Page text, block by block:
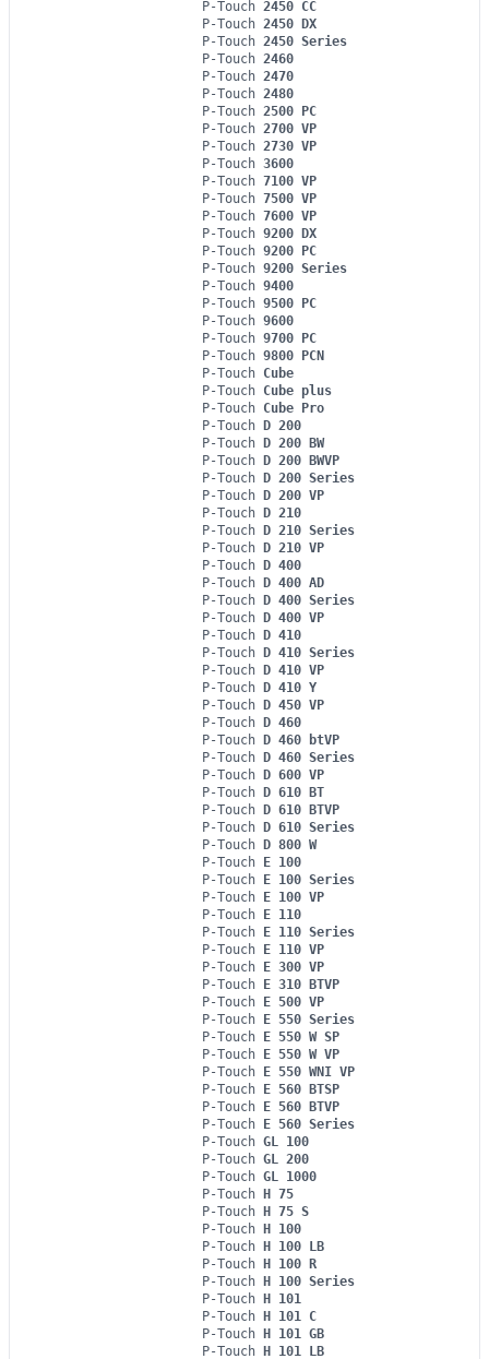
P-Touch 2450 CC
P-Touch 2450 DX
P-Touch 2450 Series
P-Touch 2460
P-Touch 2470
P-Touch 2480
P-Touch 2500 PC
P-Touch 2700 VP
P-Touch 2730 VP
P-Touch 3600
P-Touch 7100 VP
P-Touch 7500 VP
P-Touch 7600 VP
P-Touch 9200 DX
P-Touch 9200 PC
P-Touch 9200 Series
P-Touch 9400
P-Touch 9500 PC
P-Touch 9600
P-Touch 9700 PC
P-Touch 9800 PCN
P-Touch Cube
P-Touch Cube plus
P-Touch Cube Pro
P-Touch D 200
P-Touch D 200 BW
P-Touch D 200 BWVP
P-Touch D 200 Series
P-Touch D 200 VP
P-Touch D 210
P-Touch D 210 Series
P-Touch D 210 VP
P-Touch D 400
P-Touch D 400 AD
P-Touch D 400 Series
P-Touch D 400 VP
P-Touch D 410
P-Touch D 410 Series
P-Touch D 410 VP
P-Touch D 410 Y
P-Touch D 450 VP
P-Touch D 460
P-Touch D 460 btVP
P-Touch D 460 Series
P-Touch D 600 VP
P-Touch D 610 BT
P-Touch D 610 BTVP
P-Touch D 610 Series
P-Touch D 800 W
P-Touch E 100
P-Touch E 100 Series
P-Touch E 100 VP
P-Touch E 110
P-Touch E 110 Series
P-Touch E 110 VP
P-Touch E 300 VP
P-Touch E 310 BTVP
P-Touch E 500 VP
P-Touch E 550 Series
P-Touch E 550 W SP
P-Touch E 550 W VP
P-Touch E 550 WNI VP
P-Touch E 560 BTSP
P-Touch E 560 BTVP
P-Touch E 560 Series
P-Touch GL 100
P-Touch GL 200
P-Touch GL 1000
P-Touch H 75
P-Touch H 75 S
P-Touch H 100
P-Touch H 100 LB
P-Touch H 100 R
P-Touch H 100 Series
P-Touch H 101
P-Touch H 101 C
P-Touch H 101 GB
P-Touch H 101 LB